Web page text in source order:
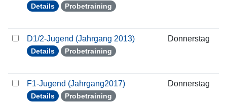
Details Probetraining
D1/2-Jugend (Jahrgang 2013)
Details Probetraining
Donnerstag
F1-Jugend (Jahrgang2017)
Details Probetraining
Donnerstag